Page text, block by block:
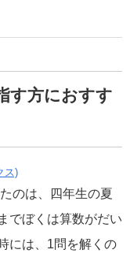
す方におすす
ス)
のは、四年生の夏
でぼくは算数がだい
には、1問を解くの